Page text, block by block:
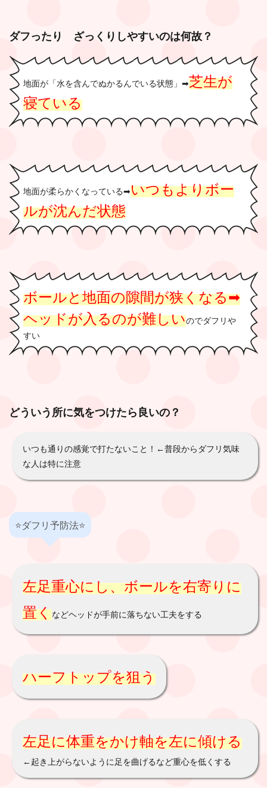
ダフったり ざっくりしやすいのは何故？
地面が「水を含んでぬかるんでいる状態」➡︎芝生が
寝ている
地面が柔らかくなっている➡︎いつもよりボー
ルが沈んだ状態
ボールと地面の隙間が狭くなる➡︎
ヘッドが入るのが難しいのでダフリや
すい
どういう所に気をつけたら良いの？
いつも通りの感覚で打たないこと！←普段からダフリ気味
な人は特に注意
⭐️ダフリ予防法⭐️
左足重心にし、ボールを右寄りに
置くなどヘッドが手前に落ちない工夫をする
ハーフトップを狙う
左足に体重をかけ軸を左に傾ける
←起き上がらないように足を曲げるなど重心を低くする